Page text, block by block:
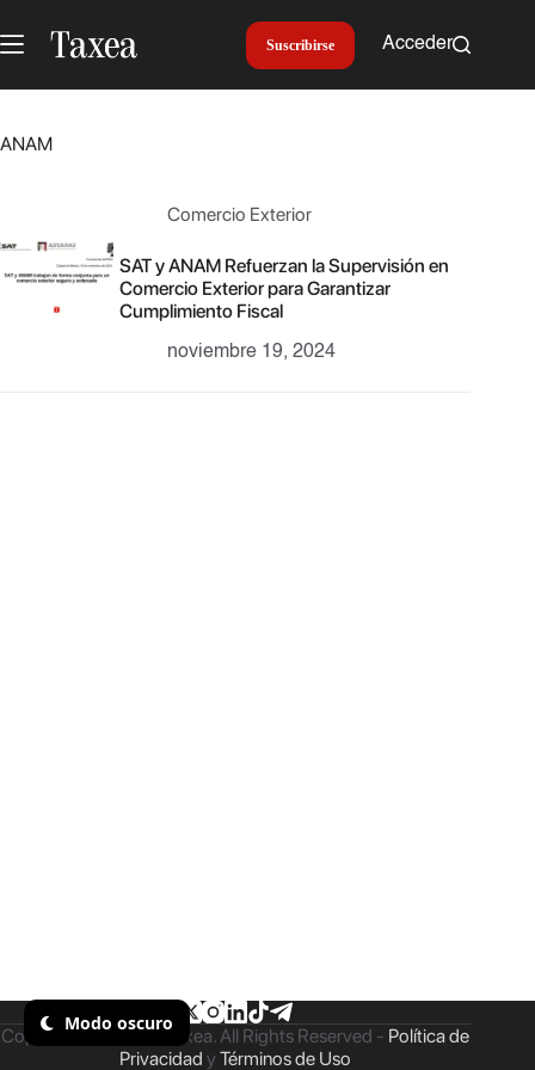
al
contenido
Suscribirse Acceder
ANAM
Comercio Exterior
SAT y ANAM Refuerzan la Supervisión en
Comercio Exterior para Garantizar
Cumplimiento Fiscal
noviembre 19, 2024
Copyright © 2026 - Taxea. All Rights Reserved - Política de
Privacidad yTérminos de Uso
Modo oscuro